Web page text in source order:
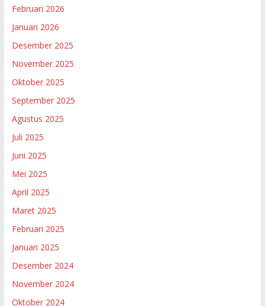
Februari 2026
Januari 2026
Desember 2025
November 2025
Oktober 2025
September 2025
Agustus 2025
Juli 2025
Juni 2025
Mei 2025
April 2025
Maret 2025
Februari 2025
Januari 2025
Desember 2024
November 2024
Oktober 2024